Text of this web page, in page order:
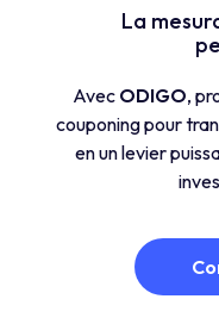
La
Avec ODIGO,
couponing pour
en un levier